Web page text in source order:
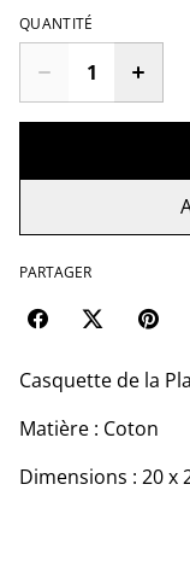
QUANTITÉ
PARTAGER
Casquette de la
Matière : Coton
Dimensions : 20 x